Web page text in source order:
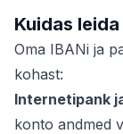
Kuidas
Oma IBANi ja
kohast:
Internetipank
konto andmed